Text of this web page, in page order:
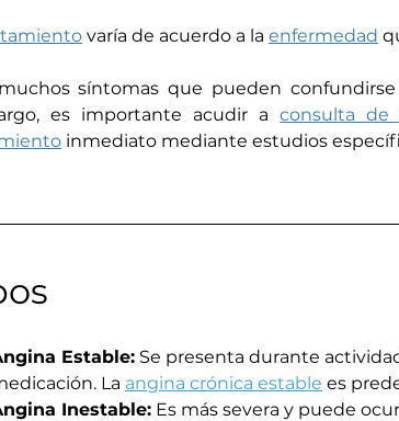
varía de acuerdo a la enfermedad
síntomas que pueden
es importante acudir a consulta de
inmediato mediante estudios
Estable: Se presenta durante
La angina crónica estable es
Inestable: Es más severa y puede